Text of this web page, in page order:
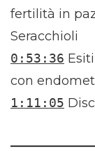
fertilità in
Seracchioli
0:53:36
con
1:11:05